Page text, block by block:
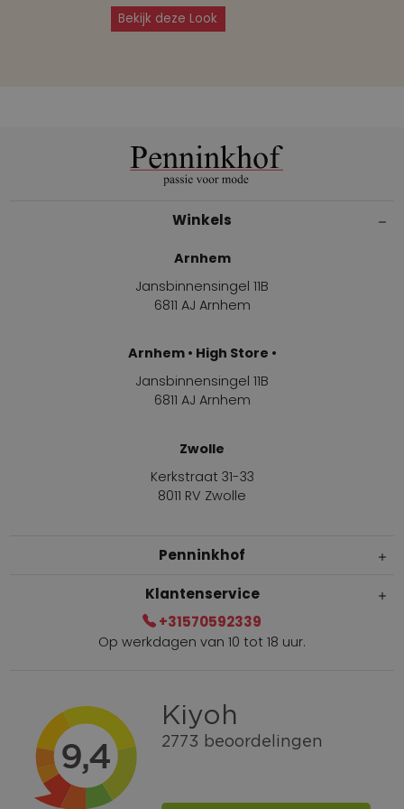
Bekijk deze Look
Winkels
Arnhem
Jansbinnensingel 11B
6811 AJ Arnhem
Arnhem • High Store •
Jansbinnensingel 11B
6811 AJ Arnhem
Zwolle
Kerkstraat 31-33
8011 RV Zwolle
Penninkhof
Gratis verzending vanaf € 100,=
Bel +31570592339
Spaarpunten
Klantenservice
+31570592339
Op werkdagen van 10 tot 18 uur.